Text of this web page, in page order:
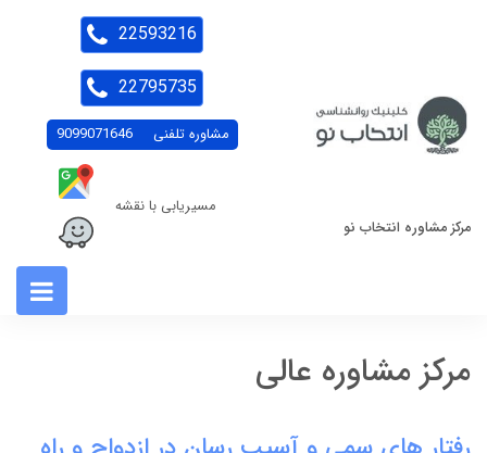
مرکز مشاوره انتخاب نو
مشاوره تلفنی 9099071646
مسیریابی با نقشه
22593216
22795735
مرکز مشاوره عالی